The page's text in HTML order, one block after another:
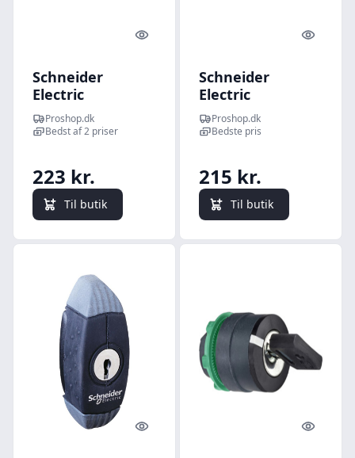
Quick look
Schneider
Electric
Nøglegreb 2pos
faste UD: V n°G
Proshop.dk
Bedst af 2 priser
223 kr.
Til butik
Quick
Schneider
Electric
Nøglegreb 3pos
faste n°G UD:
Proshop.dk
Bedste pris
215 kr.
Til butik
Quick look Quick